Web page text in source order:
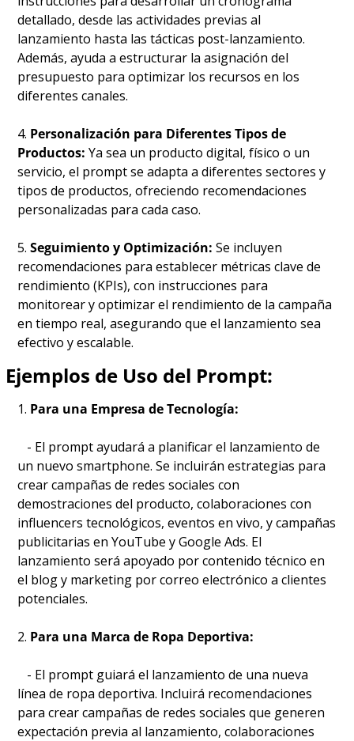
detallado, desde las actividades previas al
lanzamiento hasta las tácticas post-lanzamiento.
Además, ayuda a estructurar la asignación del
presupuesto para optimizar los recursos en los
diferentes canales.
4. Personalización para Diferentes Tipos de
Productos: Ya sea un producto digital, físico o un
servicio, el prompt se adapta a diferentes sectores y
tipos de productos, ofreciendo recomendaciones
personalizadas para cada caso.
5. Seguimiento y Optimización: Se incluyen
recomendaciones para establecer métricas clave de
rendimiento (KPIs), con instrucciones para
monitorear y optimizar el rendimiento de la campaña
en tiempo real, asegurando que el lanzamiento sea
efectivo y escalable.
Ejemplos de Uso del Prompt:
1. Para una Empresa de Tecnología:
un nuevo smartphone. Se incluirán estrategias para
crear campañas de redes sociales con
demostraciones del producto, colaboraciones con
influencers tecnológicos, eventos en vivo, y campañas
publicitarias en YouTube y Google Ads. El
lanzamiento será apoyado por contenido técnico en
el blog y marketing por correo electrónico a clientes
potenciales.
2. Para una Marca de Ropa Deportiva:
línea de ropa deportiva. Incluirá recomendaciones
para crear campañas de redes sociales que generen
expectación previa al lanzamiento, colaboraciones